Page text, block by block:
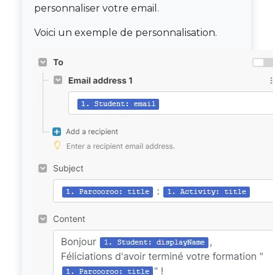
personnaliser votre email.
Voici un exemple de personnalisation.